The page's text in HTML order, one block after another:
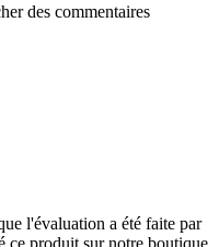
des commentaires
l'évaluation a été faite par
ce produit sur notre boutique